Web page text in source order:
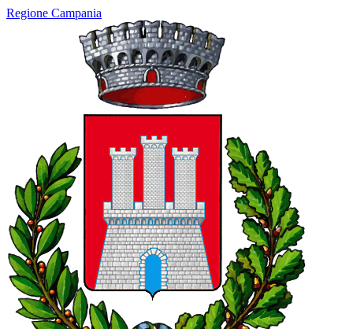
Regione Campania